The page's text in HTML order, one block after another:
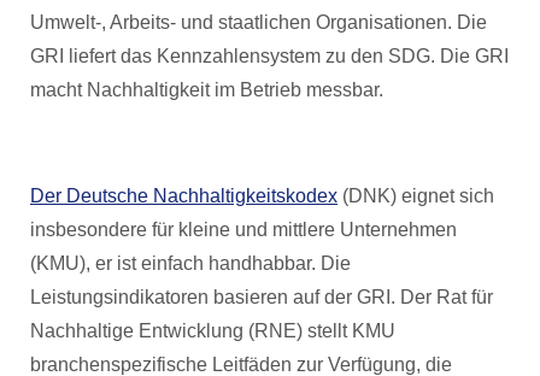
Umwelt-, Arbeits- und staatlichen Organisationen. Die
GRI liefert das Kennzahlensystem zu den SDG. Die GRI
macht Nachhaltigkeit im Betrieb messbar.
Der Deutsche Nachhaltigkeitskodex (DNK) eignet sich
insbesondere für kleine und mittlere Unternehmen
(KMU), er ist einfach handhabbar. Die
Leistungsindikatoren basieren auf der GRI. Der Rat für
Nachhaltige Entwicklung (RNE) stellt KMU
branchenspezifische Leitfäden zur Verfügung, die